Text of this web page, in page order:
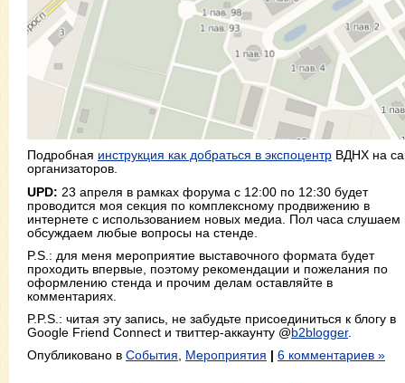
Подробная инструкция как добраться в экспоцентр ВДНХ на
организаторов.
UPD: 23 апреля в рамках форума с 12:00 по 12:30 будет
проводится моя секция по комплексному продвижению в
интернете с использованием новых медиа. Пол часа слушаем
обсуждаем любые вопросы на стенде.
P.S.: для меня мероприятие выставочного формата будет
проходить впервые, поэтому рекомендации и пожелания по
оформлению стенда и прочим делам оставляйте в
комментариях.
P.P.S.: читая эту запись, не забудьте присоединиться к блогу в
Google Friend Connect и твиттер-аккаунту @b2blogger.
Опубликовано в События, Мероприятия | 6 комментариев »